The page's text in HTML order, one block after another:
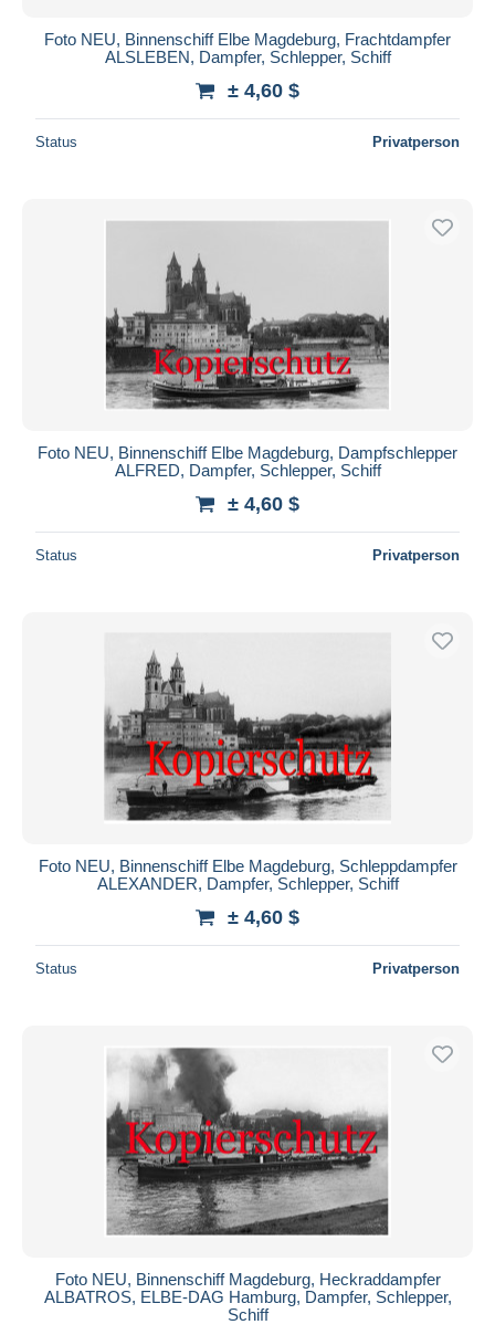
Foto NEU, Binnenschiff Elbe Magdeburg, Frachtdampfer
ALSLEBEN, Dampfer, Schlepper, Schiff
± 4,60 $
Status Privatperson
Foto NEU, Binnenschiff Elbe Magdeburg, Dampfschlepper
ALFRED, Dampfer, Schlepper, Schiff
± 4,60 $
Status Privatperson
Foto NEU, Binnenschiff Elbe Magdeburg, Schleppdampfer
ALEXANDER, Dampfer, Schlepper, Schiff
± 4,60 $
Status Privatperson
Foto NEU, Binnenschiff Magdeburg, Heckraddampfer
ALBATROS, ELBE-DAG Hamburg, Dampfer, Schlepper,
Schiff